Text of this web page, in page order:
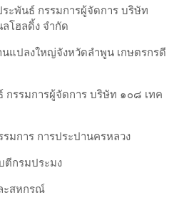
ะพันธ์ กรรมการผู้จัดการ บริษัท
ลโฮลดิ้ง จํากัด
แปลงใหญ่จังหวัดลำพูน เกษตรกรดี
รรมการผู้จัดการ บริษัท ๑๐๘ เทค
การ การประปานครหลวง
ตีกรมประมง
ะสหกรณ์